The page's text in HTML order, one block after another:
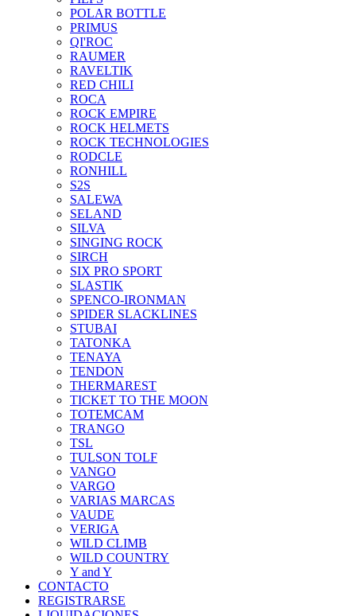
POLAR BOTTLE
PRIMUS
QI'ROC
RAUMER
RAVELTIK
RED CHILI
ROCA
ROCK EMPIRE
ROCK HELMETS
ROCK TECHNOLOGIES
RODCLE
RONHILL
S2S
SALEWA
SELAND
SILVA
SINGING ROCK
SIRCH
SIX PRO SPORT
SLASTIK
SPENCO-IRONMAN
SPIDER SLACKLINES
STUBAI
TATONKA
TENAYA
TENDON
THERMAREST
TICKET TO THE MOON
TOTEMCAM
TRANGO
TSL
TULSON TOLF
VANGO
VARGO
VARIAS MARCAS
VAUDE
VERIGA
WILD CLIMB
WILD COUNTRY
Y and Y
CONTACTO
REGISTRARSE